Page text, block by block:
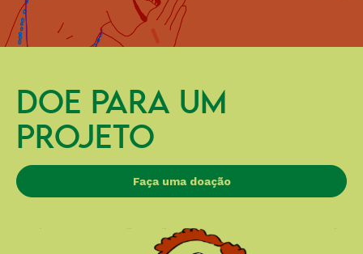
DOE PARA UM
PROJETO
Faça uma doação